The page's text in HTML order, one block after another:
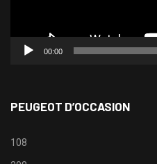
00:00
PEUGEOT D’OCCASION
108